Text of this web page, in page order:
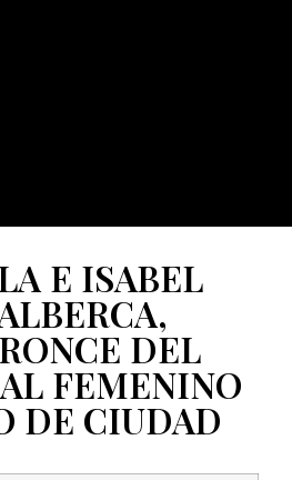
E ISABEL
DEL
FEMENINO
DE CIUDAD